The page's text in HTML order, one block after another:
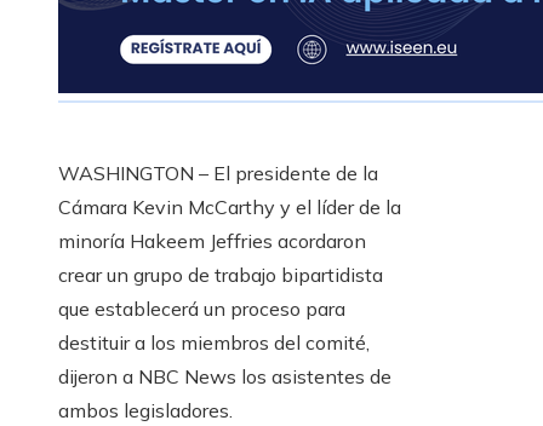
WASHINGTON – El presidente de la
Cámara Kevin McCarthy y el líder de la
minoría Hakeem Jeffries acordaron
crear un grupo de trabajo bipartidista
que establecerá un proceso para
destituir a los miembros del comité,
dijeron a NBC News los asistentes de
ambos legisladores.